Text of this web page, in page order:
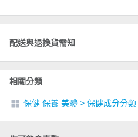
配送與退換貨需知
相關分類
保健 保養 美體 > 保健成分分類